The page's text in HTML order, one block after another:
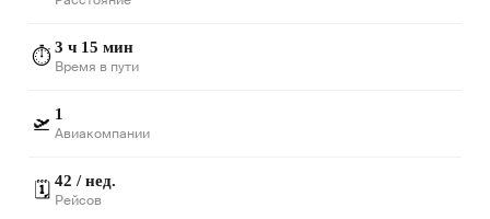
⏱️3 ч 15 мин
Время в пути
🛫 1
Авиакомпании
🗓️ 42 / нед.
Рейсов